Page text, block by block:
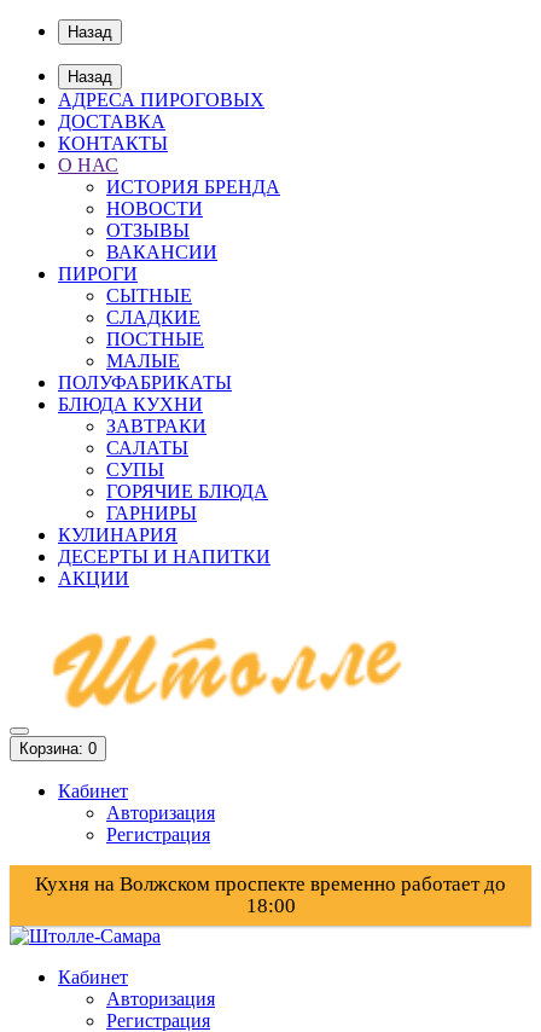
Назад
Назад
АДРЕСА ПИРОГОВЫХ
ДОСТАВКА
КОНТАКТЫ
О НАС
ИСТОРИЯ БРЕНДА
НОВОСТИ
ОТЗЫВЫ
ВАКАНСИИ
ПИРОГИ
СЫТНЫЕ
СЛАДКИЕ
ПОСТНЫЕ
МАЛЫЕ
ПОЛУФАБРИКАТЫ
БЛЮДА КУХНИ
ЗАВТРАКИ
САЛАТЫ
СУПЫ
ГОРЯЧИЕ БЛЮДА
ГАРНИРЫ
КУЛИНАРИЯ
ДЕСЕРТЫ И НАПИТКИ
АКЦИИ
Корзина: 0
Кабинет
Авторизация
Регистрация
Кухня на Волжском проспекте временно работает до
18:00
Кабинет
Авторизация
Регистрация